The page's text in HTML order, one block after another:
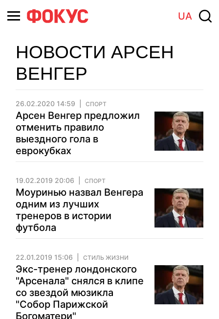
UA
НОВОСТИ АРСЕН
ВЕНГЕР
26.02.2020 14:59 СПОРТ
Арсен Венгер предложил
отменить правило
выездного гола в
еврокубках
19.02.2019 20:06 СПОРТ
Моуринью назвал Венгера
одним из лучших
тренеров в истории
футбола
22.01.2019 15:06 СТИЛЬ ЖИЗНИ
Экс-тренер лондонского
"Арсенала" снялся в клипе
со звездой мюзикла
"Собор Парижской
Богоматери"